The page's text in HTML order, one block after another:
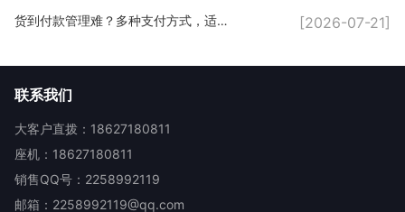
货到付款管理难？多种支付方式，适配线下私域场景 [2026-07-21]
联系我们
大客户直拨：18627180811
座机：18627180811
销售QQ号：2258992119
邮箱：2258992119@qq.com